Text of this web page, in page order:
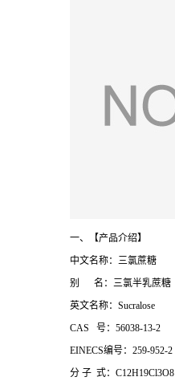
一、【产品介绍】
中文名称：三氯蔗糖
别 名：三氯半乳蔗糖
英文名称：Sucralose
CAS 号：56038-13-2
EINECS编号：259-952-2
分 子 式：C12H19Cl3O8